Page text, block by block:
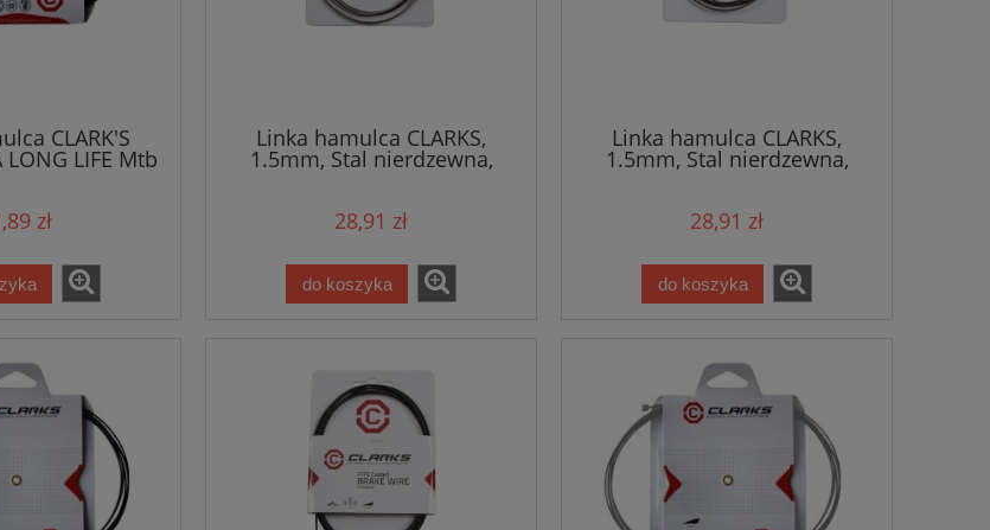
CLARK'S
LONG LIFE Mtb
zł
Linka hamulca CLARKS,
1.5mm, Stal nierdzewna,
28,91 zł
do koszyka
Linka hamulca CLARKS,
1.5mm, Stal nierdzewna,
28,91 zł
do koszyka